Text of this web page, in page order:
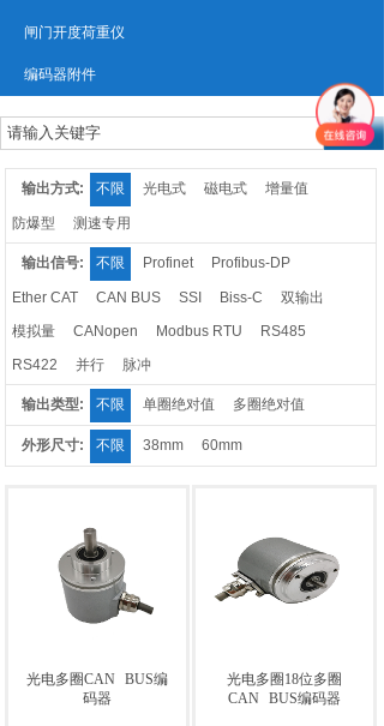
闸门开度荷重仪
编码器附件
输出方式: 不限 光电式 磁电式 增量值
防爆型 测速专用
输出信号: 不限 Profinet Profibus-DP
Ether CAT CAN BUS SSI Biss-C
双输出
模拟量
CANopen Modbus RTU
RS485
RS422
并行 脉冲
输出类型: 不限 单圈绝对值 多圈绝对值
外形尺寸: 不限 38mm 60mm
光电多圈CAN BUS编
码器
光电多圈18位多圈
CAN BUS编码器